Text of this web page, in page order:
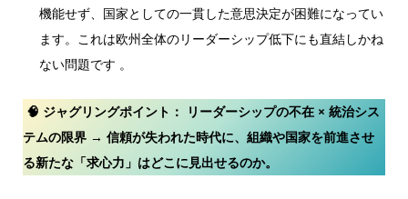
機能せず、国家としての一貫した意思決定が困難になってい
ます。これは欧州全体のリーダーシップ低下にも直結しかね
ない問題です 。
🧠 ジャグリングポイント：
リーダーシップの不在 × 統治シス
テムの限界 → 信頼が失われた時代に、組織や国家を前進させ
る新たな「求心力」はどこに見出せるのか。